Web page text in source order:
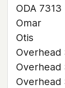
ODA 7313
Omar
Otis
Overhead
Overhead
Overhead